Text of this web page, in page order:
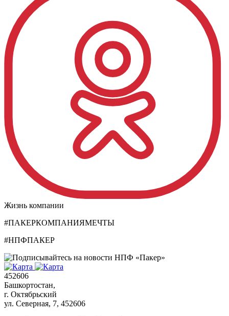
Жизнь компании
#ПАКЕРКОМПАНИЯМЕЧТЫ
#НПФПАКЕР
452606
Башкортостан,
г. Октябрьский
ул. Северная, 7, 452606